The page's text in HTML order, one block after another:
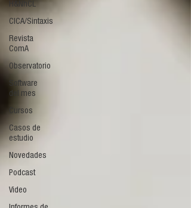
H&NhCL
CICA/Sintaxis
Revista
ComA
Observatorio
Software
del mes
Cursos
Casos de
estudio
Novedades
Podcast
Video